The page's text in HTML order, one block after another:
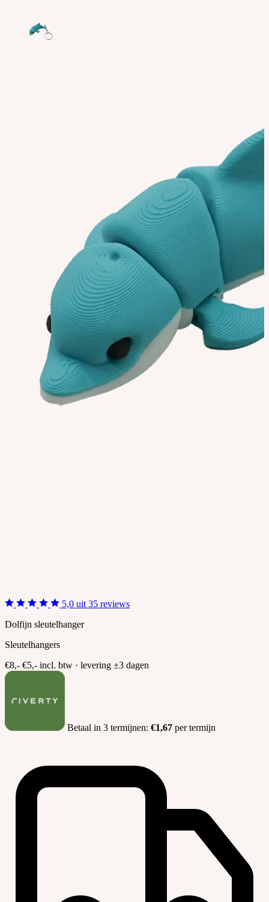
5,0 uit 35 reviews
Dolfijn sleutelhanger
Sleutelhangers
€8,- €5,- incl. btw · levering ±3 dagen
Betaal in 3 termijnen: €1,67 per termijn